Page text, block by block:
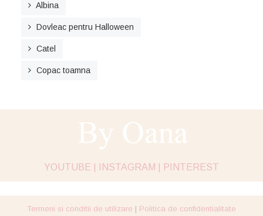
Albina
Dovleac pentru Halloween
Catel
Copac toamna
YOUTUBE | INSTAGRAM | PINTEREST
Termeni si conditii de utilizare | Politica de confidentialitate